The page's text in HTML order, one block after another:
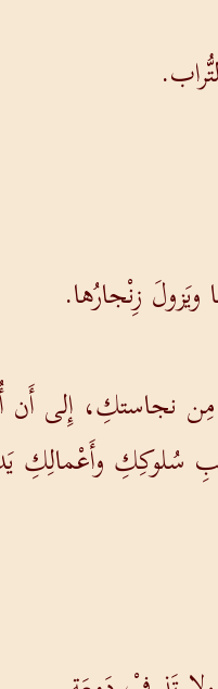
زِنْجارُها.
مِن نجاستكِ، إِلى
وأَعْمالِكِ